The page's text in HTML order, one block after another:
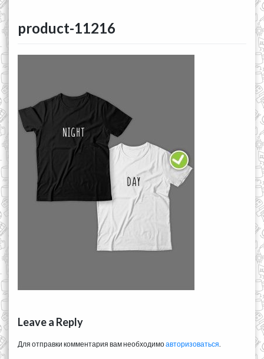
product-11216
Leave a Reply
Для отправки комментария вам необходимоавторизоваться